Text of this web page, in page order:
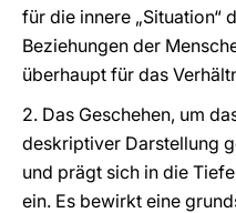
für die innere „Situation“
Beziehungen der
überhaupt für das
2. Das Geschehen, um
deskriptiver Darstellung
und prägt sich in die
ein. Es bewirkt eine